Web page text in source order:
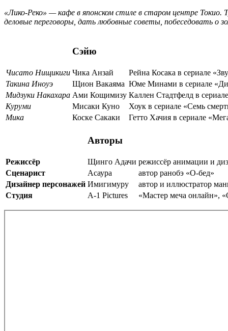
«Лико-Реко» — кафе в японском стиле в старом центре
деловые переговоры, дать любовные советы, побеседовать о
Сэйю
Чисато Нищикиги Чика Анзай
Рейна Косака в сериале
Такина Иноуэ
Щион Вакаяма Юме Минами в сериале
Мидзуки Накахара Ами Кощимизу Каллен Стадтфелд в
Куруми
Мисаки Куно
Хоук в сериале «Семь
Мика
Коске Сакаки Гетто Хачия в сериале
Авторы
Режиссёр Щинго Адачи режиссёр анимации и
Сценарист
Асаура
автор ранобэ «О-бед»
Дизайнер персонажей Имигимуру
автор и иллюстратор
Студия
A-1 Pictures «Мастер меча онлайн»,